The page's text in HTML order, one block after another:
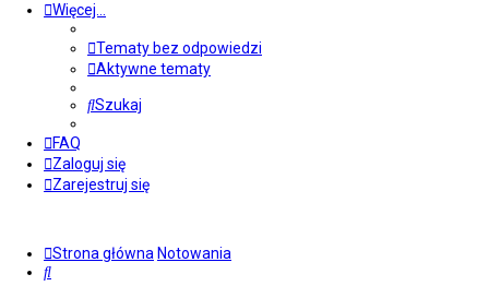
Więcej…
Tematy bez odpowiedzi
Aktywne tematy
Szukaj
FAQ
Zaloguj się
Zarejestruj się
Strona główna Notowania
Szukaj